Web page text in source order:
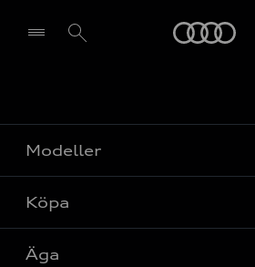
Modeller
Alla modeller
Elbilar
Köpa
Privaterbjudanden
Äga